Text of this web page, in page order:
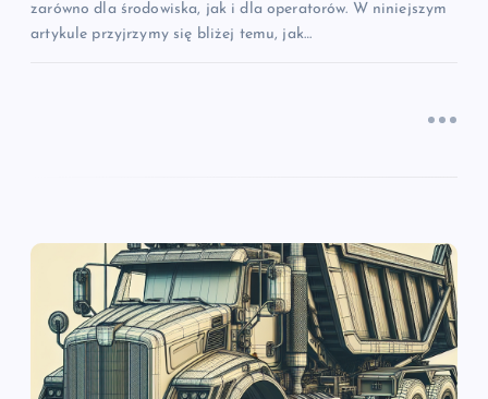
zarówno dla środowiska, jak i dla operatorów. W niniejszym
artykule przyjrzymy się bliżej temu, jak…